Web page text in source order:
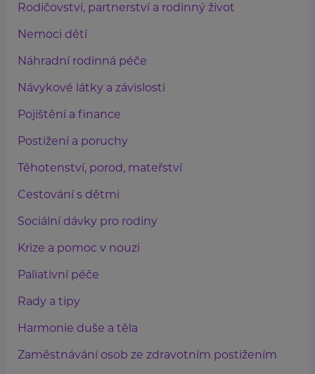
Rodičovství, partnerství a rodinný život
Nemoci dětí
Náhradní rodinná péče
Návykové látky a závislosti
Pojištění a finance
Postižení a poruchy
Těhotenství, porod, mateřství
Cestování s dětmi
Sociální dávky pro rodiny
Krize a pomoc v nouzi
Paliativní péče
Rady a tipy
Harmonie duše a těla
Zaměstnávání osob ze zdravotním postižením